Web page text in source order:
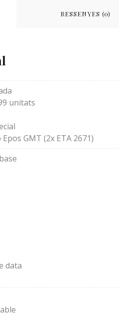
RESSENYES (0)
unitats
GMT (2x ETA 2671)
data